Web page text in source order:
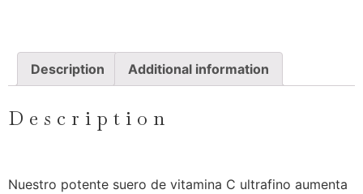
Description Additional information
Description
Nuestro potente suero de vitamina C ultrafino aumenta